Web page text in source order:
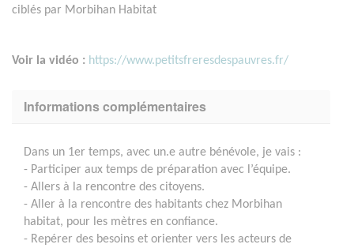
ciblés par Morbihan Habitat
Voir la vidéo : https://www.petitsfreresdespauvres.fr/
Informations complémentaires
Dans un 1er temps, avec un.e autre bénévole, je vais :
- Participer aux temps de préparation avec l’équipe.
- Allers à la rencontre des citoyens.
- Aller à la rencontre des habitants chez Morbihan
habitat, pour les mètres en confiance.
- Repérer des besoins et orienter vers les acteurs de